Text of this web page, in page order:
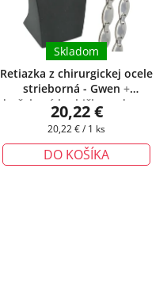
Retiazka z chirurgickej ocele
strieborná - Gwen +
darčeková krabička zadarmo
Skladom
20,22 €
Jednotková
20,22 € / 1 ks
DO KOŠÍKA